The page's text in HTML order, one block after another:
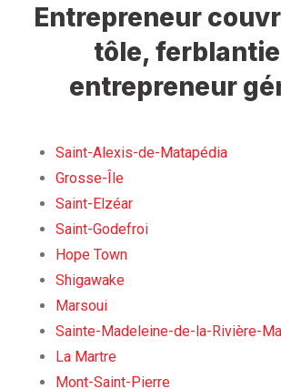
Entrepreneur
tôle,
entrepreneur
Saint-Alexis-de-Matapédia
Grosse-Île
Saint-Elzéar
Saint-Godefroi
Hope Town
Shigawake
Marsoui
Sainte-Madeleine-de-la-Rivière-
La Martre
Mont-Saint-Pierre